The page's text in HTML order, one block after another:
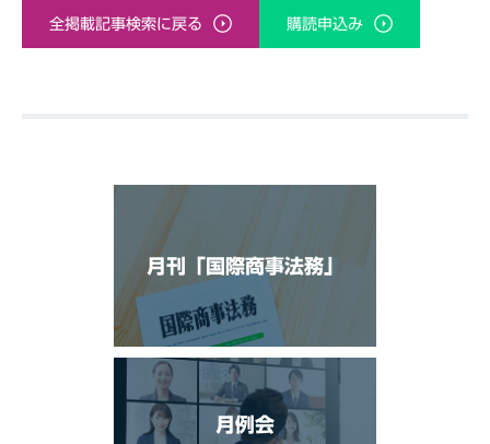
全掲載記事検索に戻る 購読申込み
月刊「国際商事法務」
月例会